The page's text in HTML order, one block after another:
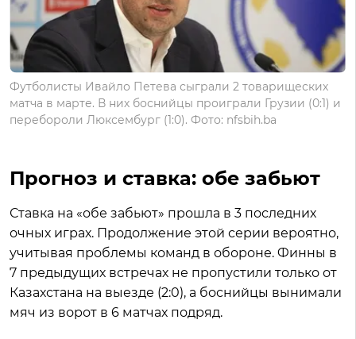
Футболисты Ивайло Петева сыграли 2 товарищеских
матча в марте. В них боснийцы проиграли Грузии (0:1) и
перебороли Люксембург (1:0). Фото: nfsbih.ba
Прогноз и ставка: обе забьют
Ставка на «обе забьют» прошла в 3 последних
очных играх. Продолжение этой серии вероятно,
учитывая проблемы команд в обороне. Финны в
7 предыдущих встречах не пропустили только от
Казахстана на выезде (2:0), а боснийцы вынимали
мяч из ворот в 6 матчах подряд.